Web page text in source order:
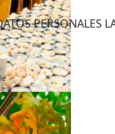
PERSONALES